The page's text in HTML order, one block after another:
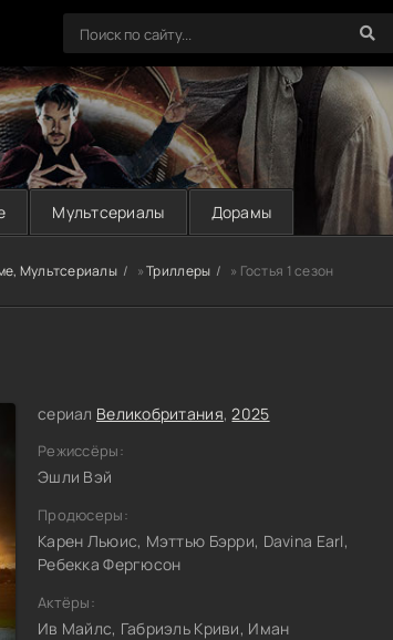
Мультсериалы Дорамы
Мультсериалы »Триллеры » Гостья 1 сезон
сериал Великобритания,2025
Режиссёры:
Эшли Вэй
Продюсеры:
Карен Льюис, Мэттью Бэрри, Davina Earl,
Ребекка Фергюсон
Актёры:
Ив Майлс, Габриэль Криви, Иман